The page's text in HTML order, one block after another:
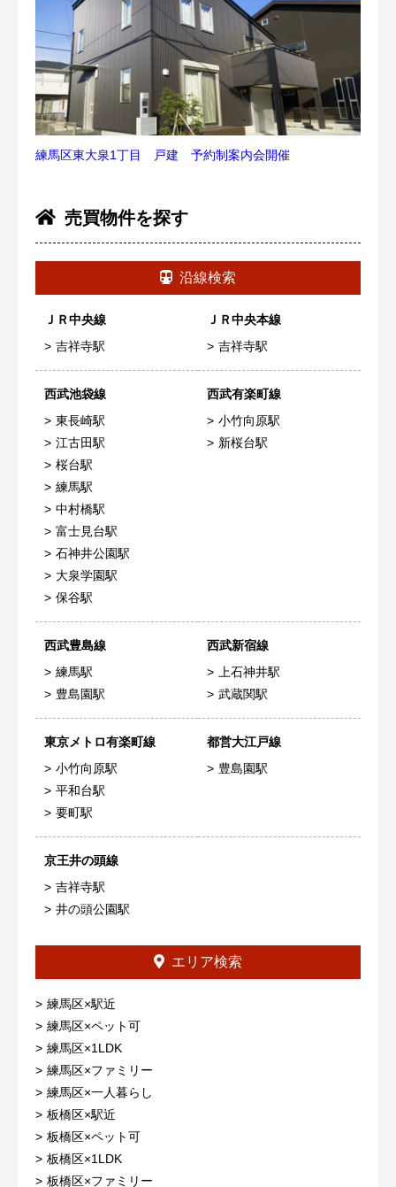
練馬区東大泉1丁目 戸建 予約制案内会開催
売買物件を探す
沿線検索
ＪＲ中央線
吉祥寺駅
ＪＲ中央本線
吉祥寺駅
西武池袋線
東長崎駅
江古田駅
桜台駅
練馬駅
中村橋駅
富士見台駅
石神井公園駅
大泉学園駅
保谷駅
西武有楽町線
小竹向原駅
新桜台駅
西武豊島線
練馬駅
豊島園駅
西武新宿線
上石神井駅
武蔵関駅
東京メトロ有楽町線
小竹向原駅
平和台駅
要町駅
都営大江戸線
豊島園駅
京王井の頭線
吉祥寺駅
井の頭公園駅
エリア検索
練馬区×駅近
練馬区×ペット可
練馬区×1LDK
練馬区×ファミリー
練馬区×一人暮らし
板橋区×駅近
板橋区×ペット可
板橋区×1LDK
板橋区×ファミリー